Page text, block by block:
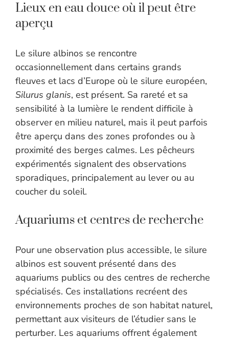
Lieux en eau douce où il peut être
aperçu
Le silure albinos se rencontre
occasionnellement dans certains grands
fleuves et lacs d’Europe où le silure européen,
Silurus glanis, est présent. Sa rareté et sa
sensibilité à la lumière le rendent difficile à
observer en milieu naturel, mais il peut parfois
être aperçu dans des zones profondes ou à
proximité des berges calmes. Les pêcheurs
expérimentés signalent des observations
sporadiques, principalement au lever ou au
coucher du soleil.
Aquariums et centres de recherche
Pour une observation plus accessible, le silure
albinos est souvent présenté dans des
aquariums publics ou des centres de recherche
spécialisés. Ces installations recréent des
environnements proches de son habitat naturel,
permettant aux visiteurs de l’étudier sans le
perturber. Les aquariums offrent également